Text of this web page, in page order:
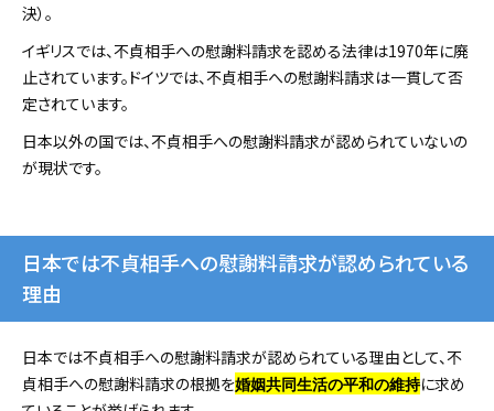
決）。
イギリスでは、不貞相手への慰謝料請求を認める法律は1970年に廃
止されています。ドイツでは、不貞相手への慰謝料請求は一貫して否
定されています。
日本以外の国では、不貞相手への慰謝料請求が認められていないの
が現状です。
日本では不貞相手への慰謝料請求が認められている
理由
日本では不貞相手への慰謝料請求が認められている理由として、不
貞相手への慰謝料請求の根拠を婚姻共同生活の平和の維持に求め